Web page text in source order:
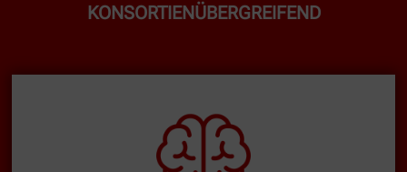
KONSORTIENÜBERGREIFEND